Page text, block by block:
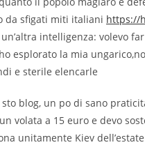
da sfigati miti italiani https://
intelligenza: volevo
esplorato la mia
e sterile elencarle
blog, un po di sano
volata a 15 euro e devo
unitamente Kiev